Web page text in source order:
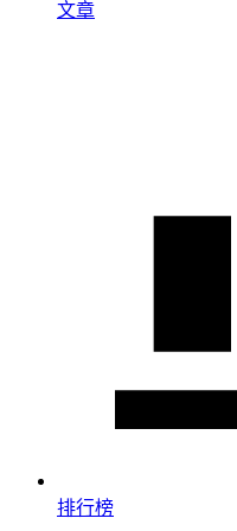
文章
排行榜